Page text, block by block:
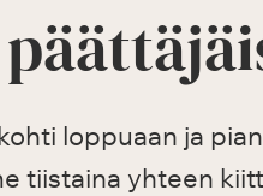
loppuaan ja
tiistaina yhteen